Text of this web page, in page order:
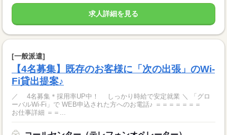
求人詳細を見る
[一般派遣]
【4名募集】既存のお客様に「次の出張」のWi-
Fi貸出提案♪
／ 4名募集＊採用率UP中！ しっかり時給で安定就業 ＼ 「グロ
ーバルWi-Fi」で WEB申込された方へのお電話♪ ＝＝＝＝＝＝＝
お仕事詳細 ＝＝...